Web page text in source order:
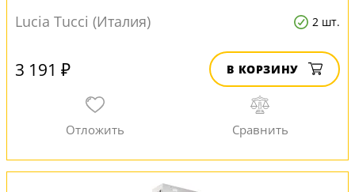
Lucia Tucci (Италия) 2 шт.
3 191 ₽ В КОРЗИНУ